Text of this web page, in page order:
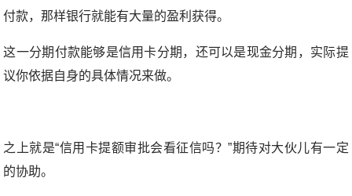
付款，那样银行就能有大量的盈利获得。
这一分期付款能够是信用卡分期，还可以是现金分期，实际提
议你依据自身的具体情况来做。
之上就是“信用卡提额审批会看征信吗？”期待对大伙儿有一定
的协助。